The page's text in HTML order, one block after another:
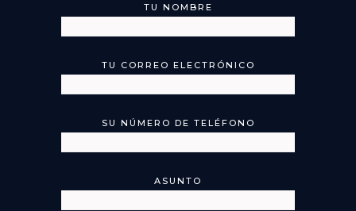
TU NOMBRE
TU CORREO ELECTRÓNICO
SU NÚMERO DE TELÉFONO
ASUNTO